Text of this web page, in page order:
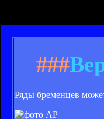
###
Ряды бременцев